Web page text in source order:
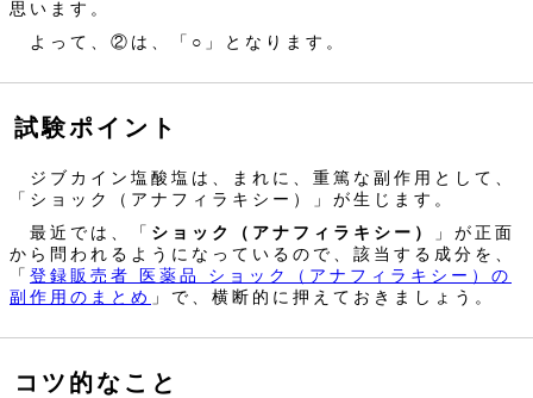
思います。
よって、②は、「○」となります。
試験ポイント
ジブカイン塩酸塩は、まれに、重篤な副作用として、
「ショック（アナフィラキシー）」が生じます。
最近では、「 ショック（アナフィラキシー）
」が正面
から問われるようになっているので、該当する成分を、
「 登録販売者 医薬品 ショック（アナフィラキシー）の
副作用のまとめ 」で、横断的に押えておきましょう。
コツ的なこと